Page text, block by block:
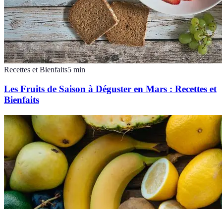
Recettes et Bienfaits5 min
Les Fruits de Saison à Déguster en Mars : Recettes et
Bienfaits